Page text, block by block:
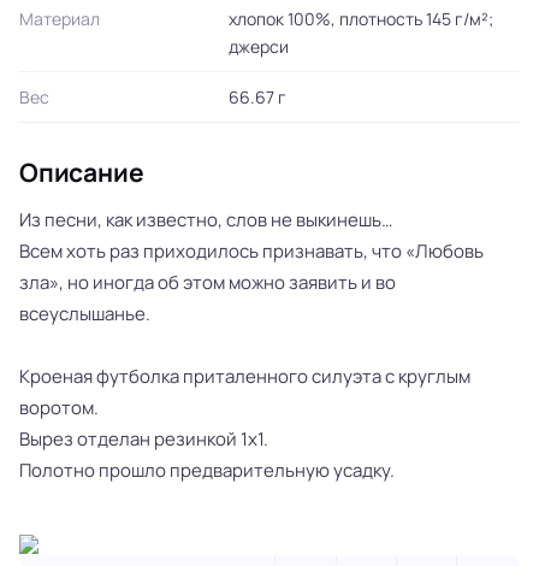
Материал
хлопок 100%, плотность 145 г/м²;
джерси
Вес 66.67 г
Описание
Из песни, как известно, слов не выкинешь…
Всем хоть раз приходилось признавать, что «Любовь
зла», но иногда об этом можно заявить и во
всеуслышанье.
Кроеная футболка приталенного силуэта с круглым
воротом.
Вырез отделан резинкой 1х1.
Полотно прошло предварительную усадку.